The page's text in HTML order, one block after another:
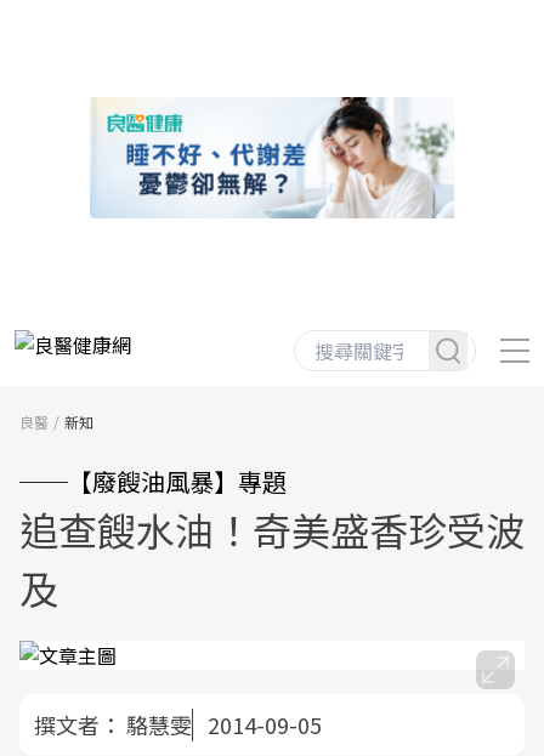
良醫 新知
──【廢餿油風暴】專題
追查餿水油！奇美盛香珍受波
及
撰文者： 駱慧雯 2014-09-05